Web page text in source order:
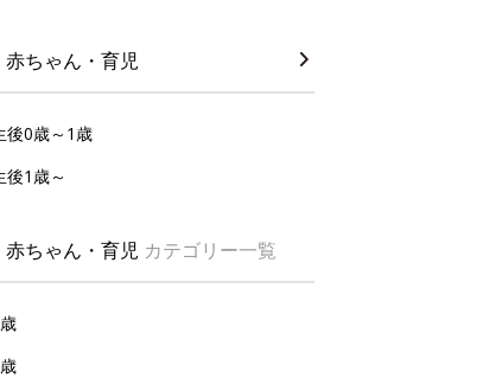
赤ちゃん・育児
後0歳～1歳
後1歳～
赤ちゃん・育児 カテゴリー一覧